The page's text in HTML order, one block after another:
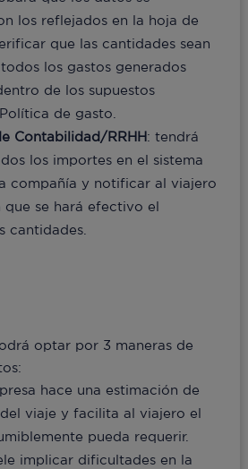
los reflejados en la hoja de
que las cantidades sean
los gastos generados
de los supuestos
de gasto.
Contabilidad/RRHH: tendrá
los importes en el sistema
compañía y notificar al viajero
que se hará efectivo el
cantidades.
optar por 3 maneras de
hace una estimación de
viaje y facilita al viajero el
pueda requerir.
implicar dificultades en la